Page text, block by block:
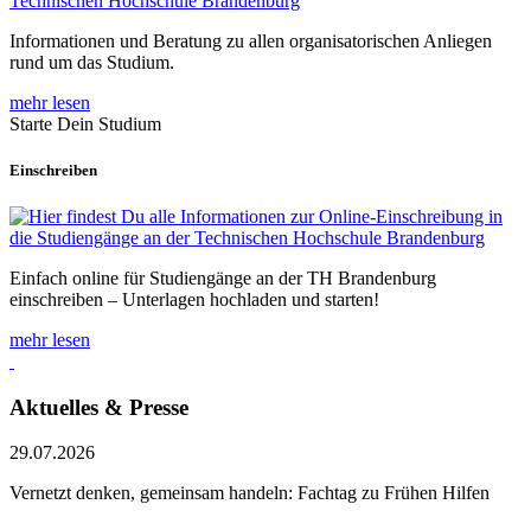
Informationen und Beratung zu allen organisatorischen Anliegen
rund um das Studium.
mehr lesen
Starte Dein Studium
Einschreiben
Einfach online für Studiengänge an der TH Brandenburg
einschreiben – Unterlagen hochladen und starten!
mehr lesen
Aktuelles & Presse
29.07.2026
Vernetzt denken, gemeinsam handeln: Fachtag zu Frühen Hilfen